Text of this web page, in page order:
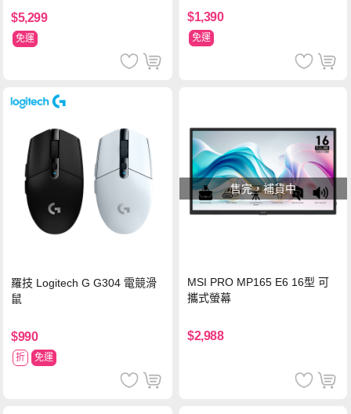
$5,299
免運
$1,390
免運
羅技 Logitech G G304 電競滑
鼠
$990
折 免運
售完，補貨中
MSI PRO MP165 E6 16型 可
攜式螢幕
$2,988